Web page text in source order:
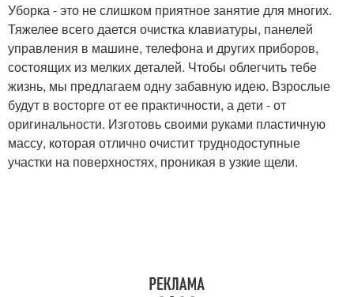
Уборка - это не слишком приятное занятие для многих.
Тяжелее всего дается очистка клавиатуры, панелей
управления в машине, телефона и других приборов,
состоящих из мелких деталей. Чтобы облегчить тебе
жизнь, мы предлагаем одну забавную идею. Взрослые
будут в восторге от ее практичности, а дети - от
оригинальности. Изготовь своими руками пластичную
массу, которая отлично очистит труднодоступные
участки на поверхностях, проникая в узкие щели.